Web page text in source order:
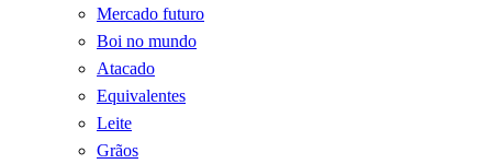
Mercado futuro
Boi no mundo
Atacado
Equivalentes
Leite
Grãos